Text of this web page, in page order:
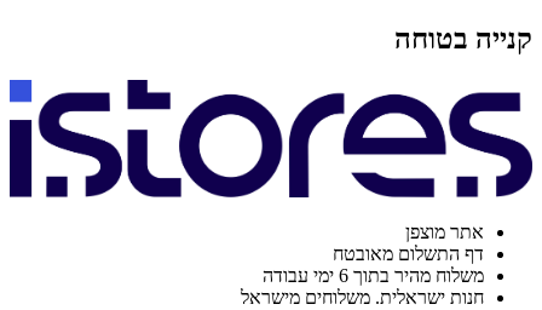
קנייה בטוחה
אתר מוצפן
דף התשלום מאובטח
משלוח מהיר בתוך 6 ימי עבודה
חנות ישראלית. משלוחים מישראל